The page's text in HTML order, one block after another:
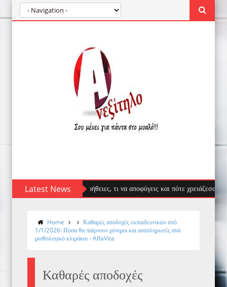
Latest News
μέδουσας: πρώτες βοήθειες, τι να αποφύγεις και πότε χρειάζεσαι γιατρό
Home
Καθαρές αποδοχές εκπαιδευτικών από
1/1/2026: Πόσα θα παίρνουν μόνιμοι και αναπληρωτές ανά
μισθολογικό κλιμάκιο - AlfaVita
Καθαρές αποδοχές